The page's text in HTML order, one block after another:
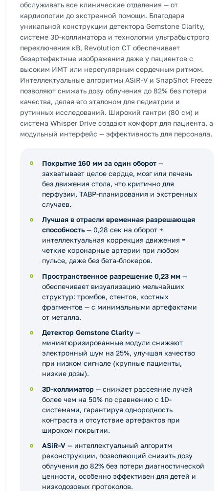
обслуживать все клинические отделения — от
кардиологии до экстренной помощи. Благодаря
уникальной конструкции детектора Gemstone Clarity,
системе 3D-коллиматора и технологии ультрабыстрого
переключения кВ, Revolution CT обеспечивает
безартефактные изображения даже у пациентов с
высоким ИМТ или нерегулярным сердечным ритмом.
Интеллектуальные алгоритмы ASiR-V и SnapShot Freeze
позволяют снижать дозу облучения до 82% без потери
качества, делая его эталоном для педиатрии и
рутинных исследований. Широкий гантри (80 см) и
система Whisper Drive создают комфорт для пациента, а
модульный интерфейс — эффективность для персонала.
Покрытие 160 мм за один оборот —
захватывает целое сердце, мозг или печень
без движения стола, что критично для
перфузии, ТАВР-планирования и экстренных
случаев.
Лучшая в отрасли временная разрешающая
способность— 0,28 сек на оборот +
интеллектуальная коррекция движения =
четкие коронарные артерии при любом
пульсе, даже без бета-блокеров.
Пространственное разрешение 0,23 мм —
обеспечивает визуализацию мельчайших
структур: тромбов, стентов, костных
фрагментов — с минимальными артефактами
от металла.
Детектор Gemstone Clarity —
миниатюризированные модули снижают
электронный шум на 25%, улучшая качество
при низком сигнале (крупные пациенты,
низкие дозы).
3D-коллиматор — снижает рассеяние лучей
более чем на 50% по сравнению с 1D-
системами, гарантируя однородность
контраста и отсутствие артефактов при
широком покрытии.
ASiR-V — интеллектуальный алгоритм
реконструкции, позволяющий снизить дозу
облучения до 82% без потери диагностической
ценности, особенно эффективен для детей и
низкодозовых протоколов.